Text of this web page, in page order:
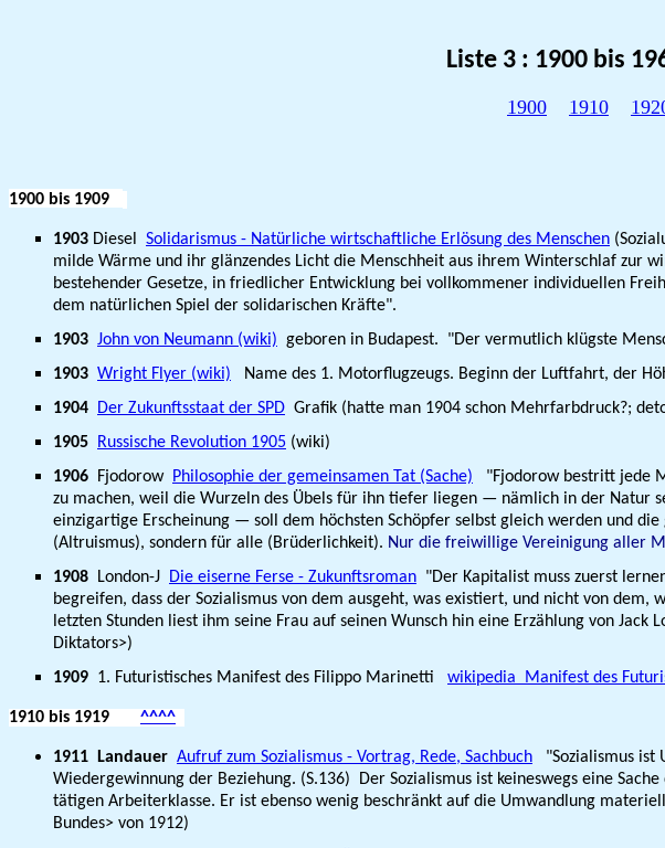
Liste 3 : 1900 bis
1900 1910
1900 bis 1909
1903 Diesel Solidarismus - Natürliche wirtschaftliche Erlösung des Menschen
milde Wärme und ihr glänzendes Licht die Menschheit aus ihrem Winter­schlaf zur
bestehender Gesetze, in friedlicher Entwicklung bei vollkommener individuellen
dem natürlichen Spiel der solidarischen Kräfte".
1903 John von Neumann (wiki) geboren in Budapest. "Der vermutlich klügste
1903 Wright Flyer (wiki) Name des 1. Motorflugzeugs. Beginn der Luftfahrt, der
1904
Der Zukunftsstaat der SPD Grafik (hatte man 1904 schon Mehrfarbdruck?;
1905
Russische Revolution 1905 (wiki)
1906 Fjodorow Philosophie der gemeinsamen Tat (Sache) "Fjodorow bestritt jede
zu machen, weil die Wurzeln des Übels für ihn tiefer liegen — nämlich in der Natur
einzigartige Erscheinung — soll dem höchsten Schöpfer selbst gleich werden und
(Altruismus), sondern für alle (Brüderlichkeit). Nur die freiwillige Vereinigung aller
1908 London-J Die eiserne Ferse - Zukunftsroman "Der Kapitalist muss zuerst
begreifen, dass der Sozialismus von dem ausgeht, was existiert, und nicht von
letzten Stunden liest ihm seine Frau auf seinen Wunsch hin eine Erzählung von
Diktators>)
1909 1. Futuristisches Manifest des Filippo Marinetti wikipedia Manifest des
1910 bis 1919 ^^^^
1911 Landauer Aufruf zum Sozialismus - Vortrag, Rede, Sachbuch "Sozialismus ist
Wiedergewinnung der Beziehung. (S.136) Der Sozialismus ist keineswegs eine
tätigen Arbeiterklasse. Er ist ebenso wenig beschränkt auf die Umwandlung
Bundes> von 1912)